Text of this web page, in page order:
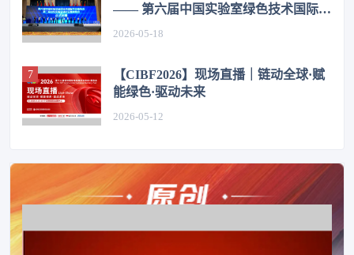
—— 第六届中国实验室绿色技术国际学
2026-05-18
【CIBF2026】现场直播｜链动全球·赋
能绿色·驱动未来
2026-05-12